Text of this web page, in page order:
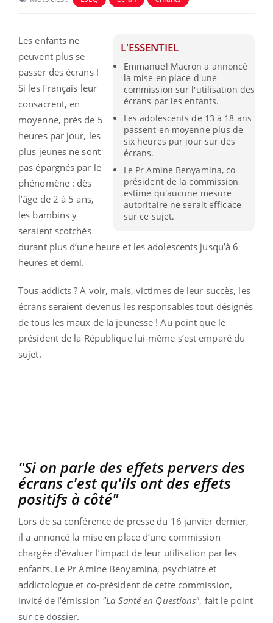
L'ESSENTIEL
Emmanuel Macron a annoncé
la mise en place d'une
commission sur l'utilisation des
écrans par les enfants.
Les adolescents de 13 à 18 ans
passent en moyenne plus de
six heures par jour sur des
écrans.
Le Pr Amine Benyamina, co-
président de la commission,
estime qu'aucune mesure
autoritaire ne serait efficace
sur ce sujet.
Les enfants ne
peuvent plus se
passer des écrans !
Si les Français leur
consacrent, en
moyenne, près de 5
heures par jour, les
plus jeunes ne sont
pas épargnés par le
phénomène : dès
l’âge de 2 à 5 ans,
les bambins y
seraient scotchés
durant plus d’une heure et les adolescents jusqu’à 6
heures et demi.
Tous addicts ? A voir, mais, victimes de leur succès, les
écrans seraient devenus les responsables tout désignés
de tous les maux de la jeunesse ! Au point que le
président de la République lui-même s’est emparé du
sujet.
"Si on parle des effets pervers des
écrans c'est qu'ils ont des effets
positifs à côté"
Lors de sa conférence de presse du 16 janvier dernier,
il a annoncé la mise en place d’une commission
chargée d’évaluer l’impact de leur utilisation par les
enfants. Le Pr Amine Benyamina, psychiatre et
addictologue et co-président de cette commission,
invité de l’émission "La Santé en Questions", fait le point
sur ce dossier.